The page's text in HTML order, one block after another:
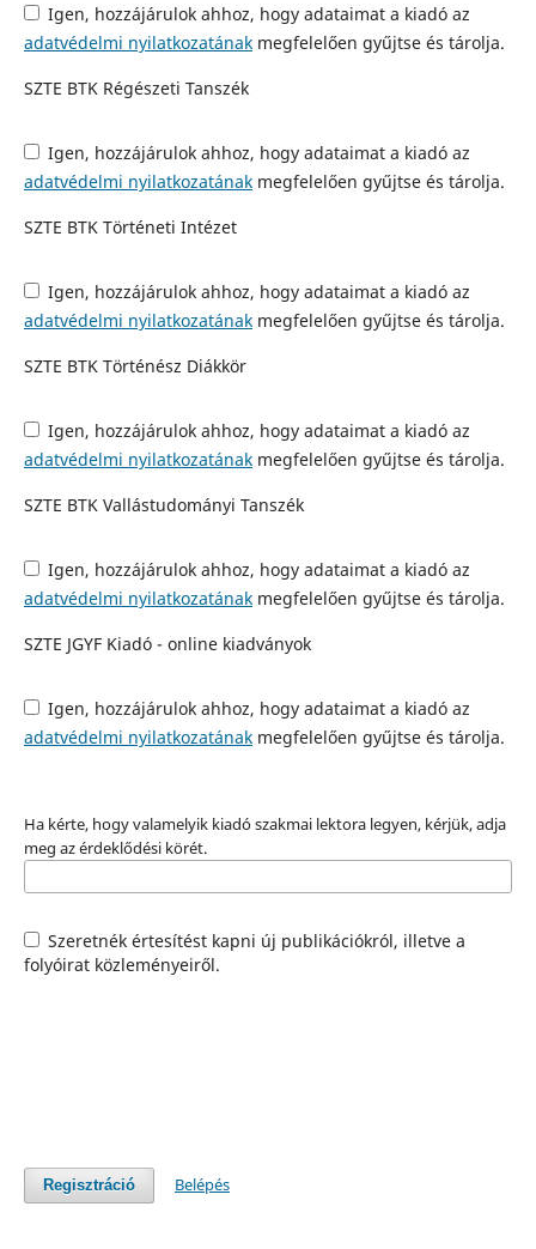
Igen, hozzájárulok ahhoz, hogy adataimat a kiadó az
adatvédelmi nyilatkozatánakmegfelelően gyűjtse és tárolja.
SZTE BTK Régészeti Tanszék
Igen, hozzájárulok ahhoz, hogy adataimat a kiadó az
adatvédelmi nyilatkozatánakmegfelelően gyűjtse és tárolja.
SZTE BTK Történeti Intézet
Igen, hozzájárulok ahhoz, hogy adataimat a kiadó az
adatvédelmi nyilatkozatánakmegfelelően gyűjtse és tárolja.
SZTE BTK Történész Diákkör
Igen, hozzájárulok ahhoz, hogy adataimat a kiadó az
adatvédelmi nyilatkozatánakmegfelelően gyűjtse és tárolja.
SZTE BTK Vallástudományi Tanszék
Igen, hozzájárulok ahhoz, hogy adataimat a kiadó az
adatvédelmi nyilatkozatánakmegfelelően gyűjtse és tárolja.
SZTE JGYF Kiadó - online kiadványok
Igen, hozzájárulok ahhoz, hogy adataimat a kiadó az
adatvédelmi nyilatkozatánakmegfelelően gyűjtse és tárolja.
Ha kérte, hogy valamelyik kiadó szakmai lektora legyen, kérjük, adja
meg az érdeklődési körét.
Szeretnék értesítést kapni új publikációkról, illetve a
folyóirat közleményeiről.
Regisztráció Belépés